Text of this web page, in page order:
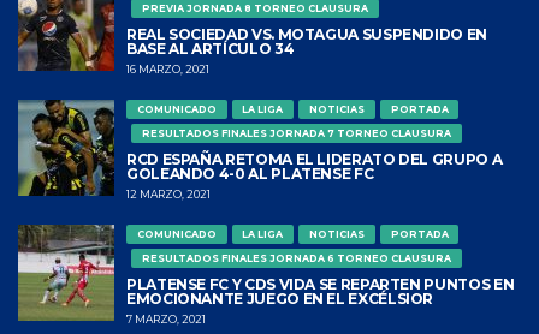
PREVIA JORNADA 8 TORNEO CLAUSURA
REAL SOCIEDAD VS. MOTAGUA SUSPENDIDO EN
BASE AL ARTÍCULO 34
16 MARZO, 2021
COMUNICADO LA LIGA NOTICIAS
PORTADA
RESULTADOS FINALES JORNADA 7 TORNEO CLAUSURA
RCD ESPAÑA RETOMA EL LIDERATO DEL GRUPO A
GOLEANDO 4-0 AL PLATENSE FC
12 MARZO, 2021
COMUNICADO LA LIGA NOTICIAS
PORTADA
RESULTADOS FINALES JORNADA 6 TORNEO CLAUSURA
PLATENSE FC Y CDS VIDA SE REPARTEN PUNTOS EN
EMOCIONANTE JUEGO EN EL EXCÉLSIOR
7 MARZO, 2021